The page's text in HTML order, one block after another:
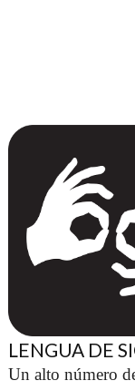
LENGUA DE
Un alto número